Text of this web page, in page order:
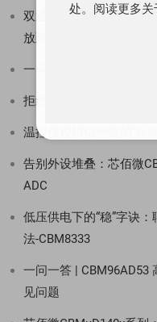
双通道、±250mA驱动
放到底强在哪？
一问一答 |
拒绝现场返修！工业级
温控仪模拟信号链的“乐
告别外设堆叠：芯佰微
ADC
低压供电下的“稳”字诀
法-CBM8333
一问一答 | CBM96AD53
见问题
处。阅读更多关